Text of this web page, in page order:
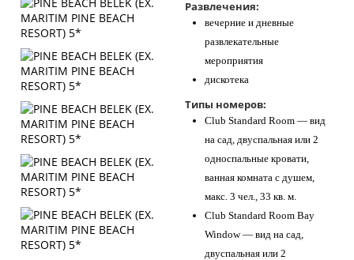
Развлечения:
вечерние и дневные
развлекательные
мероприятия
дискотека
Типы номеров:
Club Standard Room — вид
на сад, двуспальная или 2
односпальные кровати,
ванная комната с душем,
макс. 3 чел., 33 кв. м.
Club Standard Room Bay
Window — вид на сад,
двуспальная или 2